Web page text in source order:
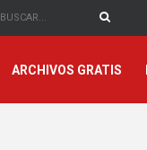
ARCHIVOS GRATIS